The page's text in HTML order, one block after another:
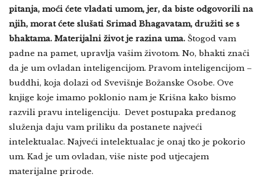
pitanja, moći ćete vladati umom, jer, da biste odgovorili na
njih, morat ćete slušati Srimad Bhagavatam, družiti se s
bhaktama. Materijalni život je razina uma. Štogod vam
padne na pamet, upravlja vašim životom. No, bhakti znači
da je um ovladan inteligencijom. Pravom inteligencijom –
buddhi, koja dolazi od Svevišnje Božanske Osobe. Ove
knjige koje imamo poklonio nam je Krišna kako bismo
razvili pravu inteligenciju. Devet postupaka predanog
služenja daju vam priliku da postanete najveći
intelektualac. Najveći intelektualac je onaj tko je pokorio
um. Kad je um ovladan, više niste pod utjecajem
materijalne prirode.